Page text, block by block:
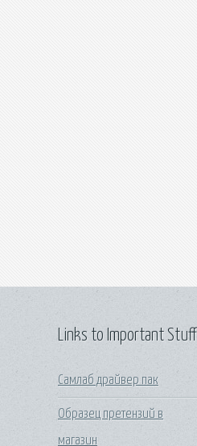
Links to Important Stuff
Самлаб драйвер пак
Образец претензий в
магазин